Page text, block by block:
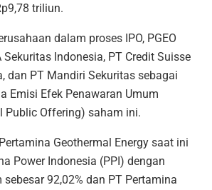
triliun.
dalam proses IPO, PGEO
Sekuritas Indonesia, PT Credit Suisse
dan PT Mandiri Sekuritas sebagai
Emisi Efek Penawaran Umum
Public Offering) saham ini.
Geothermal Energy saat ini
Power Indonesia (PPI) dengan
92,02% dan PT Pertamina